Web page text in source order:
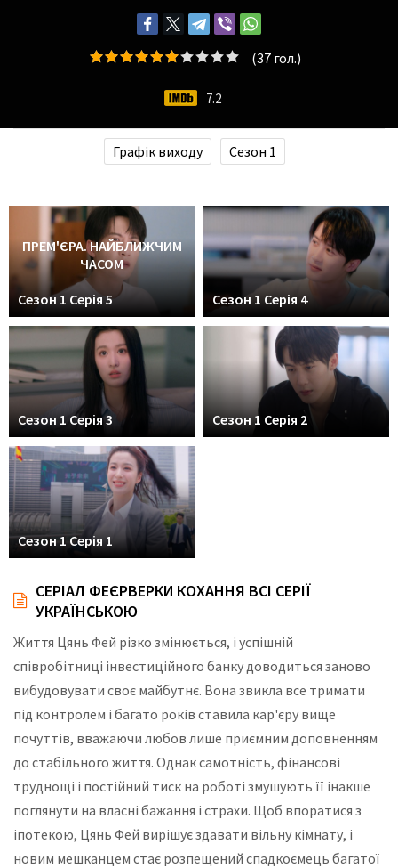
(37гол.)
7.2
Графік виходу Сезон 1
ПРЕМ'ЄРА. НАЙБЛИЖЧИМ
ЧАСОМ
Сезон 1 Серія 5
Сезон 1 Серія 4
Сезон 1 Серія 3 Сезон 1 Серія 2
Сезон 1 Серія 1
СЕРІАЛ ФЕЄРВЕРКИ КОХАННЯ ВСІ СЕРІЇ
УКРАЇНСЬКОЮ
Життя Цянь Фей різко змінюється, і успішній
співробітниці інвестиційного банку доводиться заново
вибудовувати своє майбутнє. Вона звикла все тримати
під контролем і багато років ставила кар'єру вище
почуттів, вважаючи любов лише приємним доповненням
до стабільного життя. Однак самотність, фінансові
труднощі і постійний тиск на роботі змушують її інакше
поглянути на власні бажання і страхи. Щоб впоратися з
іпотекою, Цянь Фей вирішує здавати вільну кімнату, і
новим мешканцем стає розпещений спадкоємець багатої